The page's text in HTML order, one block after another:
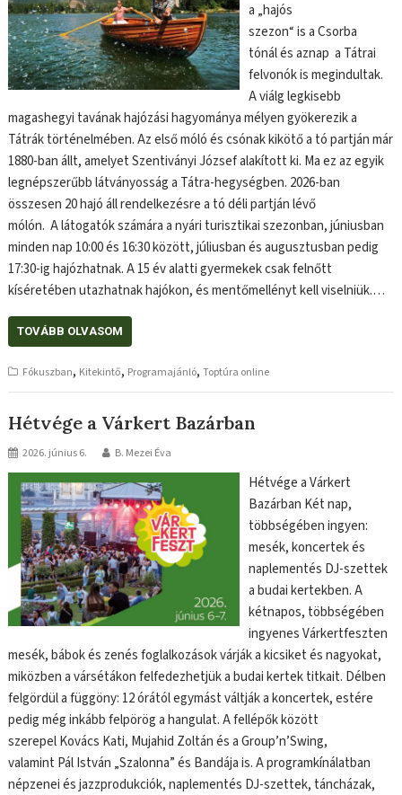
a „hajós
szezon“ is a Csorba
tónál és aznap a Tátrai
felvonók is megindultak.
A viálg legkisebb
magashegyi tavának hajózási hagyománya mélyen gyökerezik a
Tátrák történelmében. Az első móló és csónak kikötő a tó partján már
1880-ban állt, amelyet Szentiványi József alakított ki. Ma ez az egyik
legnépszerűbb látványosság a Tátra-hegységben. 2026-ban
összesen 20 hajó áll rendelkezésre a tó déli partján lévő
mólón. A látogatók számára a nyári turisztikai szezonban, júniusban
minden nap 10:00 és 16:30 között, júliusban és augusztusban pedig
17:30-ig hajózhatnak. A 15 év alatti gyermekek csak felnőtt
kíséretében utazhatnak hajókon, és mentőmellényt kell viselniük.…
TOVÁBB OLVASOM
Fókuszban, Kitekintő, Programajánló,Toptúra online
Hétvége a Várkert Bazárban
2026. június 6. B. Mezei Éva
Hétvége a Várkert
Bazárban Két nap,
többségében ingyen:
mesék, koncertek és
naplementés DJ-szettek
a budai kertekben. A
kétnapos, többségében
ingyenes Várkertfeszten
mesék, bábok és zenés foglalkozások várják a kicsiket és nagyokat,
miközben a vársétákon felfedezhetjük a budai kertek titkait. Délben
felgördül a függöny: 12 órától egymást váltják a koncertek, estére
pedig még inkább felpörög a hangulat. A fellépők között
szerepel Kovács Kati, Mujahid Zoltán és a Group’n’Swing,
valamint Pál István „Szalonna” és Bandája is. A programkínálatban
népzenei és jazzprodukciók, naplementés DJ-szettek, táncházak,